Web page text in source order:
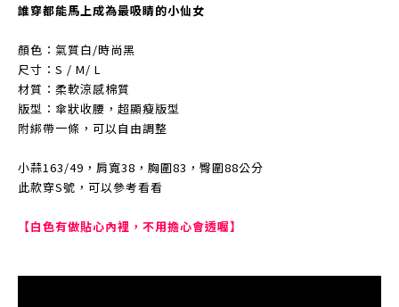
誰穿都能馬上成為最吸睛的小仙女
顏色：氣質白/時尚黑
尺寸：S / M/ L
材質：柔軟涼感棉質
版型：傘狀收腰，超顯瘦版型
附綁帶一條，可以自由調整
小蒜163/49，肩寬38，胸圍83，臀圍88公分
此款穿S號，可以參考看看
【白色有做貼心內裡，不用擔心會透喔】